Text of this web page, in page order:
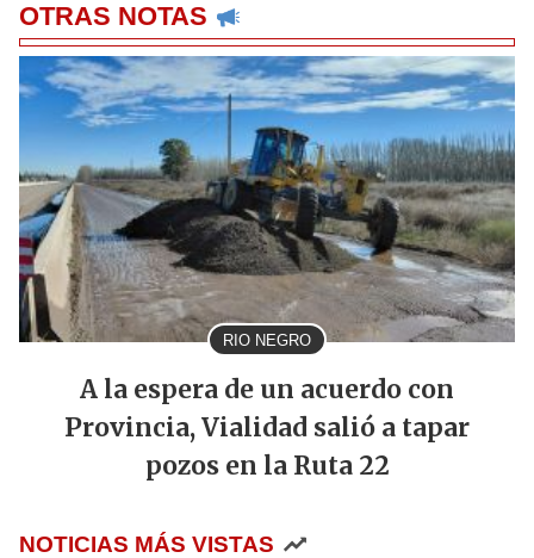
OTRAS NOTAS
RIO NEGRO
A la espera de un acuerdo con
Provincia, Vialidad salió a tapar
pozos en la Ruta 22
NOTICIAS MÁS VISTAS